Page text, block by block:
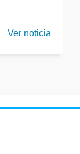
Ver noticia